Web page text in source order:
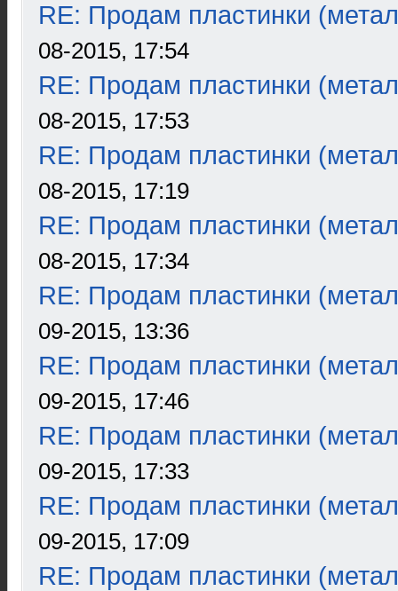
RE: Продам пластинки
08-2015, 17:54
RE: Продам пластинки
08-2015, 17:53
RE: Продам пластинки
08-2015, 17:19
RE: Продам пластинки
08-2015, 17:34
RE: Продам пластинки
09-2015, 13:36
RE: Продам пластинки
09-2015, 17:46
RE: Продам пластинки
09-2015, 17:33
RE: Продам пластинки
09-2015, 17:09
RE: Продам пластинки